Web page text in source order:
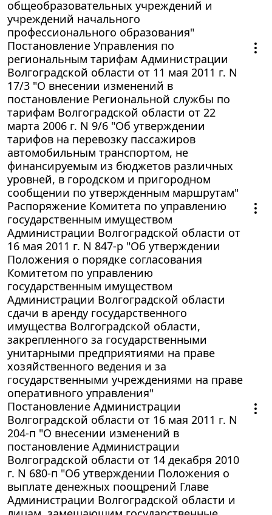
общеобразовательных учреждений и
учреждений начального
профессионального образования"
Постановление Управления по
региональным тарифам Администрации
Волгоградской области от 11 мая 2011 г. N
17/3 "О внесении изменений в
постановление Региональной службы по
тарифам Волгоградской области от 22
марта 2006 г. N 9/6 "Об утверждении
тарифов на перевозку пассажиров
автомобильным транспортом, не
финансируемым из бюджетов различных
уровней, в городском и пригородном
сообщении по утвержденным маршрутам"
Распоряжение Комитета по управлению
государственным имуществом
Администрации Волгоградской области от
16 мая 2011 г. N 847-р "Об утверждении
Положения о порядке согласования
Комитетом по управлению
государственным имуществом
Администрации Волгоградской области
сдачи в аренду государственного
имущества Волгоградской области,
закрепленного за государственными
унитарными предприятиями на праве
хозяйственного ведения и за
государственными учреждениями на праве
оперативного управления"
Постановление Администрации
Волгоградской области от 16 мая 2011 г. N
204-п "О внесении изменений в
постановление Администрации
Волгоградской области от 14 декабря 2010
г. N 680-п "Об утверждении Положения о
выплате денежных поощрений Главе
Администрации Волгоградской области и